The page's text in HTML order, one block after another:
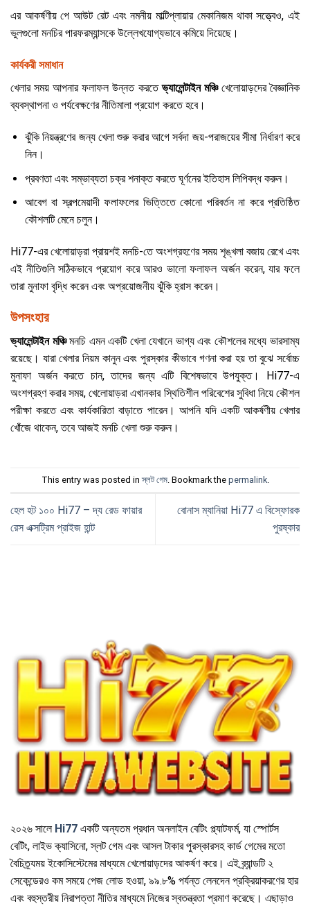
এর আকর্ষণীয় পে আউট রেট এবং নমনীয় মাল্টিপ্লায়ার মেকানিজম থাকা সত্ত্বেও, এই
ভুলগুলো মনচির পারফরম্যান্সকে উল্লেখযোগ্যভাবে কমিয়ে দিয়েছে।
কার্যকরী সমাধান
খেলার সময় আপনার ফলাফল উন্নত করতেভ্যালেন্টাইন মঞ্চি খেলোয়াড়দের বৈজ্ঞানিক
ব্যবস্থাপনা ও পর্যবেক্ষণের নীতিমালা প্রয়োগ করতে হবে।
ঝুঁকি নিয়ন্ত্রণের জন্য খেলা শুরু করার আগে সর্বদা জয়-পরাজয়ের সীমা নির্ধারণ করে
নিন।
প্রবণতা এবং সম্ভাব্যতা চক্র শনাক্ত করতে ঘূর্ণনের ইতিহাস লিপিবদ্ধ করুন।
আবেগ বা স্বল্পমেয়াদী ফলাফলের ভিত্তিতে কোনো পরিবর্তন না করে প্রতিষ্ঠিত
কৌশলটি মেনে চলুন।
Hi77-এর খেলোয়াড়রা প্রায়শই মনচি-তে অংশগ্রহণের সময় শৃঙ্খলা বজায় রেখে এবং
এই নীতিগুলি সঠিকভাবে প্রয়োগ করে আরও ভালো ফলাফল অর্জন করেন, যার ফলে
তারা মুনাফা বৃদ্ধি করেন এবং অপ্রয়োজনীয় ঝুঁকি হ্রাস করেন।
উপসংহার
ভ্যালেন্টাইন মঞ্চিমনচি এমন একটি খেলা যেখানে ভাগ্য এবং কৌশলের মধ্যে ভারসাম্য
রয়েছে। যারা খেলার নিয়ম কানুন এবং পুরস্কার কীভাবে গণনা করা হয় তা বুঝে সর্বোচ্চ
মুনাফা অর্জন করতে চান, তাদের জন্য এটি বিশেষভাবে উপযুক্ত। Hi77-এ
অংশগ্রহণ করার সময়, খেলোয়াড়রা এখানকার স্থিতিশীল পরিবেশের সুবিধা নিয়ে কৌশল
পরীক্ষা করতে এবং কার্যকারিতা বাড়াতে পারেন। আপনি যদি একটি আকর্ষণীয় খেলার
খোঁজে থাকেন, তবে আজই মনচি খেলা শুরু করুন।
This entry was posted in স্লট গেম. Bookmark the permalink.
হেল হট ১০০ Hi77 – দ্য রেড ফায়ার
রেস এক্সট্রিম প্রাইজ হান্ট
বোনাস ম্যানিয়া Hi77 এ বিস্ফোরক
পুরষ্কার
২০২৬ সালে Hi77 একটি অন্যতম প্রধান অনলাইন বেটিং প্ল্যাটফর্ম, যা স্পোর্টস
বেটিং, লাইভ ক্যাসিনো, স্লট গেম এবং আসল টাকার পুরস্কারসহ কার্ড গেমের মতো
বৈচিত্র্যময় ইকোসিস্টেমের মাধ্যমে খেলোয়াড়দের আকর্ষণ করে। এই ব্র্যান্ডটি ২
সেকেন্ডেরও কম সময়ে পেজ লোড হওয়া, ৯৯.৮% পর্যন্ত লেনদেন প্রক্রিয়াকরণের হার
এবং বহুস্তরীয় নিরাপত্তা নীতির মাধ্যমে নিজের স্বতন্ত্রতা প্রমাণ করেছে। এছাড়াও